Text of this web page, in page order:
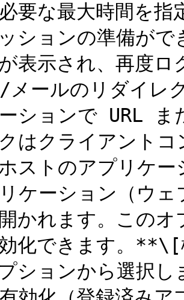
要な最大時間を
ションの準備が
表示され、再度
ールのリダイレ
ションで URL
はクライアント
ストのアプリケ
ケーション（ウ
かれます。この
効化できます。
ションから選択し